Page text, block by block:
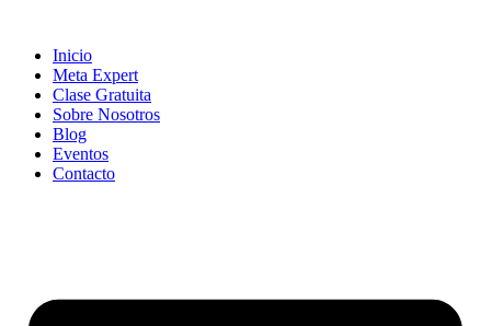
contentInicio
Meta Expert
Clase Gratuita
Sobre Nosotros
Blog
Eventos
Contacto